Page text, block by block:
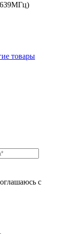
товары
с